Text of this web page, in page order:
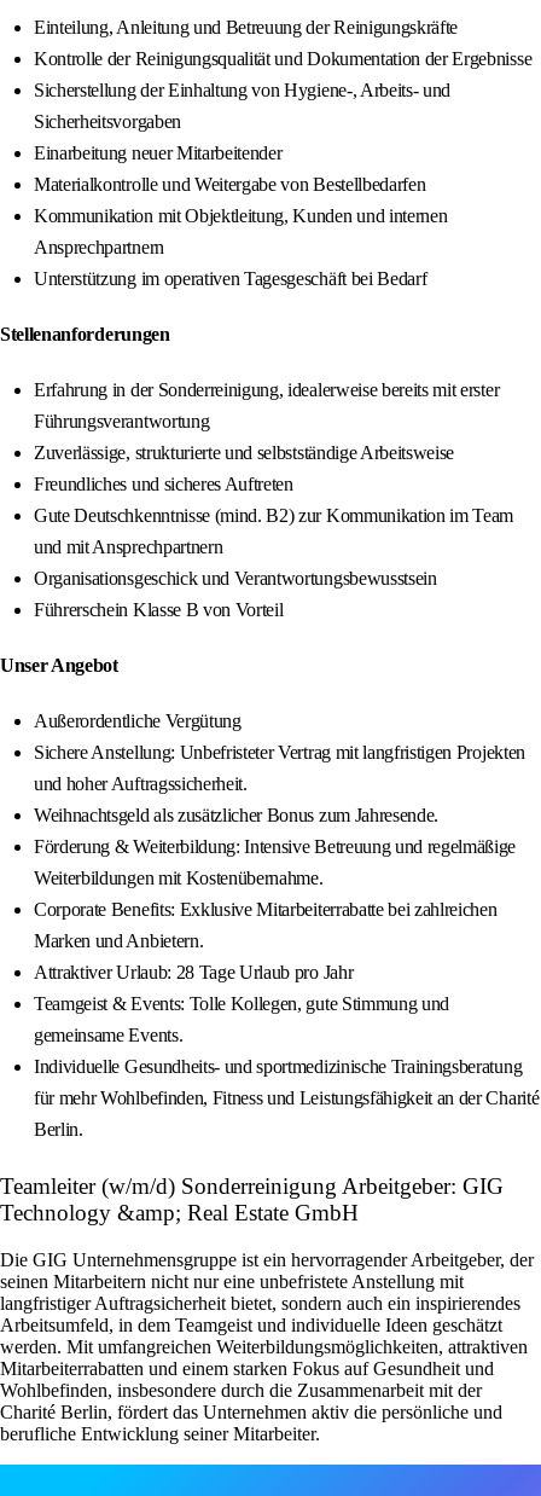
Einteilung, Anleitung und Betreuung der Reinigungskräfte
Kontrolle der Reinigungsqualität und Dokumentation der Ergebnisse
Sicherstellung der Einhaltung von Hygiene-, Arbeits- und
Sicherheitsvorgaben
Einarbeitung neuer Mitarbeitender
Materialkontrolle und Weitergabe von Bestellbedarfen
Kommunikation mit Objektleitung, Kunden und internen
Ansprechpartnern
Unterstützung im operativen Tagesgeschäft bei Bedarf
Stellenanforderungen
Erfahrung in der Sonderreinigung, idealerweise bereits mit erster
Führungsverantwortung
Zuverlässige, strukturierte und selbstständige Arbeitsweise
Freundliches und sicheres Auftreten
Gute Deutschkenntnisse (mind. B2) zur Kommunikation im Team
und mit Ansprechpartnern
Organisationsgeschick und Verantwortungsbewusstsein
Führerschein Klasse B von Vorteil
Unser Angebot
Außerordentliche Vergütung
Sichere Anstellung: Unbefristeter Vertrag mit langfristigen Projekten
und hoher Auftragssicherheit.
Weihnachtsgeld als zusätzlicher Bonus zum Jahresende.
Förderung & Weiterbildung: Intensive Betreuung und regelmäßige
Weiterbildungen mit Kostenübernahme.
Corporate Benefits: Exklusive Mitarbeiterrabatte bei zahlreichen
Marken und Anbietern.
Attraktiver Urlaub: 28 Tage Urlaub pro Jahr
Teamgeist & Events: Tolle Kollegen, gute Stimmung und
gemeinsame Events.
Individuelle Gesundheits- und sportmedizinische Trainingsberatung
für mehr Wohlbefinden, Fitness und Leistungsfähigkeit an der Charité
Berlin.
Teamleiter (w/m/d) Sonderreinigung Arbeitgeber: GIG
Technology &amp; Real Estate GmbH
Die GIG Unternehmensgruppe ist ein hervorragender Arbeitgeber, der
seinen Mitarbeitern nicht nur eine unbefristete Anstellung mit
langfristiger Auftragsicherheit bietet, sondern auch ein inspirierendes
Arbeitsumfeld, in dem Teamgeist und individuelle Ideen geschätzt
werden. Mit umfangreichen Weiterbildungsmöglichkeiten, attraktiven
Mitarbeiterrabatten und einem starken Fokus auf Gesundheit und
Wohlbefinden, insbesondere durch die Zusammenarbeit mit der
Charité Berlin, fördert das Unternehmen aktiv die persönliche und
berufliche Entwicklung seiner Mitarbeiter.